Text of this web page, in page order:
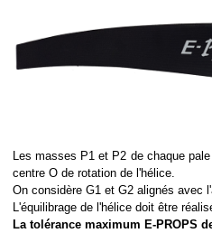
Les masses P1 et P2 de chaque
centre O de rotation de l'hélice.
On considère G1 et G2 alignés avec
L'équilibrage de l'hélice doit être
La tolérance maximum E-PROPS